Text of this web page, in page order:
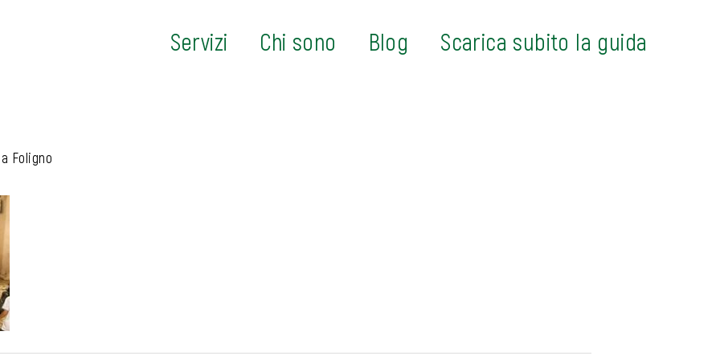
Servizi Chi sono Blog Scarica subito la guida
Foligno